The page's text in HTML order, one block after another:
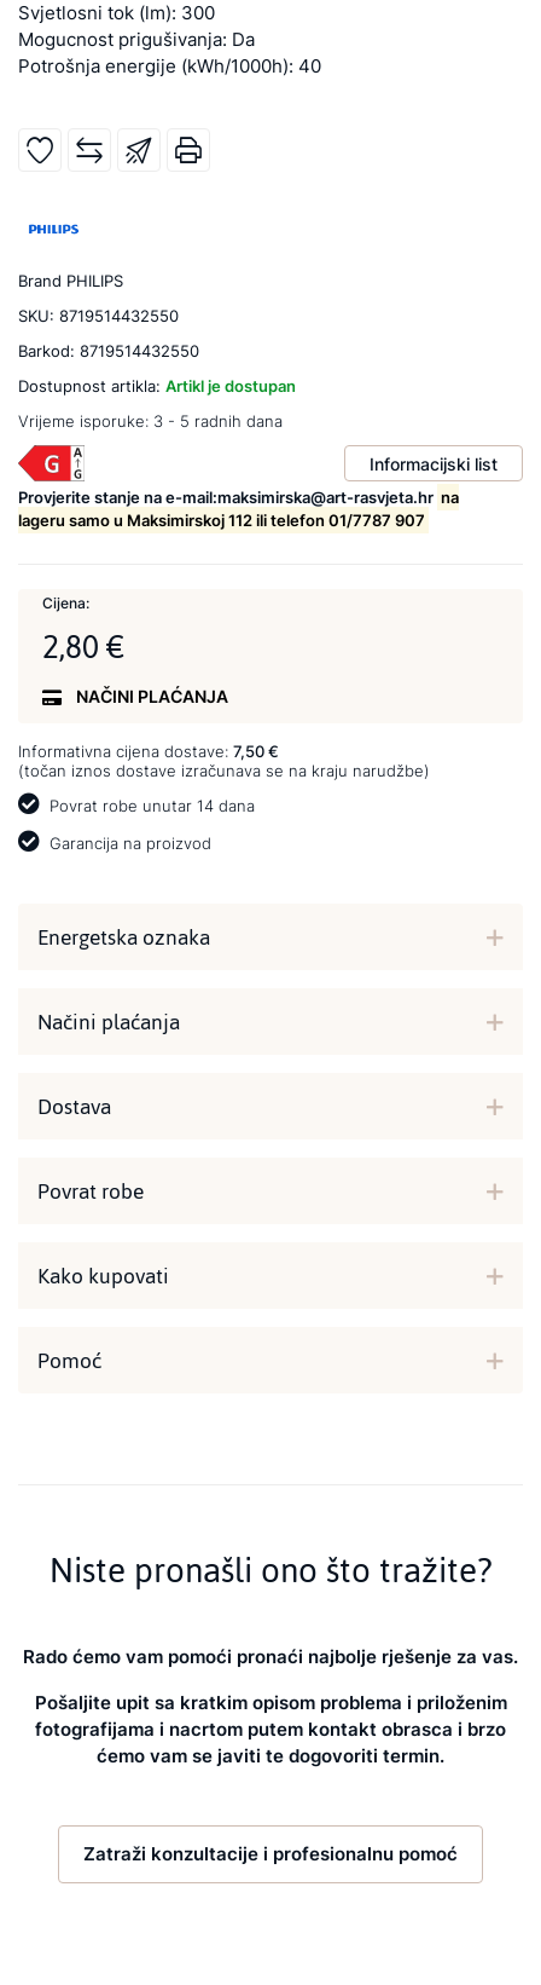
Svjetlosni tok (lm): 300
Mogucnost prigušivanja: Da
Potrošnja energije (kWh/1000h): 40
Brand PHILIPS
SKU: 8719514432550
Barkod: 8719514432550
Dostupnost artikla: Artikl je dostupan
Vrijeme isporuke: 3 - 5 radnih dana
Informacijski list
Provjerite stanje na e-mail:maksimirska@art-rasvjeta.hr na
lageru samo u Maksimirskoj 112 ili telefon 01/7787 907
Cijena:
2,80 €
NAČINI PLAĆANJA
Informativna cijena dostave: 7,50 €
(točan iznos dostave izračunava se na kraju narudžbe)
Povrat robe unutar 14 dana
Garancija na proizvod
Energetska oznaka
Načini plaćanja
Dostava
Povrat robe
Kako kupovati
Pomoć
Niste pronašli ono što tražite?
Rado ćemo vam pomoći pronaći najbolje rješenje za vas.
Pošaljite upit sa kratkim opisom problema i priloženim
fotografijama i nacrtom putem kontakt obrasca i brzo
ćemo vam se javiti te dogovoriti termin.
Zatraži konzultacije i profesionalnu pomoć